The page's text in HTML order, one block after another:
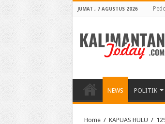
JUMAT , 7 AGUSTUS 2026
NEWS POLITIK
Home / KAPUAS HULU /